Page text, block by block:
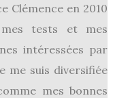
Clémence en 2010
tests et mes
intéressées par
me suis diversifiée
mes bonnes